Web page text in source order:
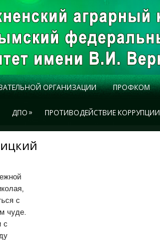
ОРГАНИЗАЦИИ ПРОФКОМ
ДПО» ПРОТИВОДЕЙСТВИЕ КОРРУПЦИИ
с
чуде.
с